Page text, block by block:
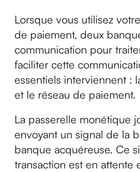
Lorsque vous utilisez
de paiement, deux
communication pour
faciliter cette
essentiels interviennent :
et le réseau de paiement.
La passerelle monétique
envoyant un signal de la
banque acquéreuse. Ce
transaction est en attente